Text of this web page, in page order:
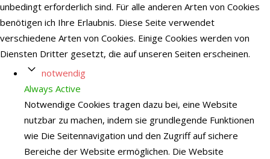
unbedingt erforderlich sind. Für alle anderen Arten von Cookies
benötigen ich Ihre Erlaubnis. Diese Seite verwendet
verschiedene Arten von Cookies. Einige Cookies werden von
Diensten Dritter gesetzt, die auf unseren Seiten erscheinen.
notwendig
Always Active
Notwendige Cookies tragen dazu bei, eine Website
nutzbar zu machen, indem sie grundlegende Funktionen
wie Die Seitennavigation und den Zugriff auf sichere
Bereiche der Website ermöglichen. Die Website